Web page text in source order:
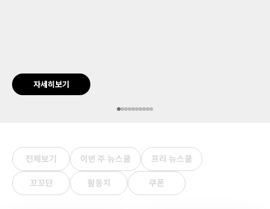
자세히보기
전체보기 이번 주 뉴스쿨
프리 뉴스쿨
꼬꼬단
활동지 쿠폰